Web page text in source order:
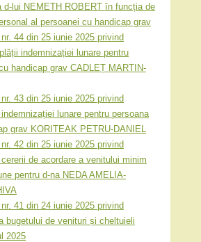
d-lui NEMETH ROBERT în funcția de
al persoanei cu handicap grav
44 din 25 iunie 2025 privind
indemnizației lunare pentru
handicap grav CADLEȚ MARTIN-
43 din 25 iunie 2025 privind
lunare pentru persoana
grav KORITEAK PETRU-DANIEL
42 din 25 iunie 2025 privind
de acordare a venitului minim
pentru d-na NEDA AMELIA-
41 din 24 iunie 2025 privind
bugetului de venituri și cheltuieli
2025